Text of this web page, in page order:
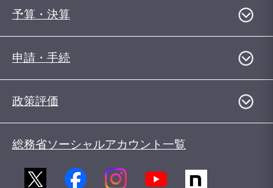
予算・決算
申請・手続
政策評価
総務省ソーシャルアカウント一覧